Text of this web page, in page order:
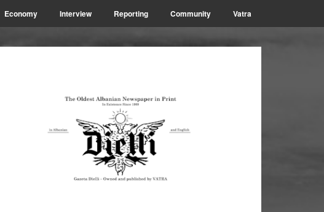
Economy Interview Reporting Community Vatra